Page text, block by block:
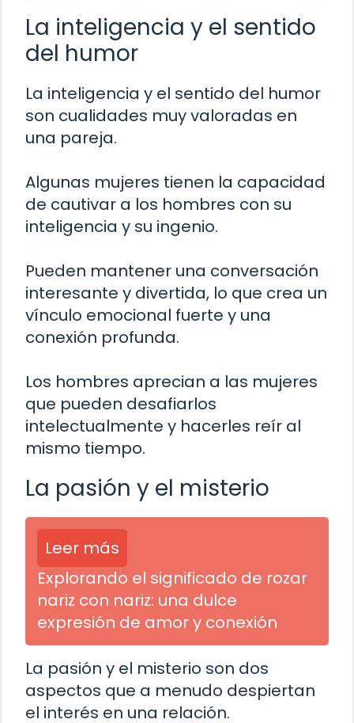
La inteligencia y el sentido
del humor
La inteligencia y el sentido del humor
son cualidades muy valoradas en
una pareja.
Algunas mujeres tienen la capacidad
de cautivar a los hombres con su
inteligencia y su ingenio.
Pueden mantener una conversación
interesante y divertida, lo que crea un
vínculo emocional fuerte y una
conexión profunda.
Los hombres aprecian a las mujeres
que pueden desafiarlos
intelectualmente y hacerles reír al
mismo tiempo.
La pasión y el misterio
Leer más
Explorando el significado de rozar
nariz con nariz: una dulce
expresión de amor y conexión
La pasión y el misterio son dos
aspectos que a menudo despiertan
el interés en una relación.